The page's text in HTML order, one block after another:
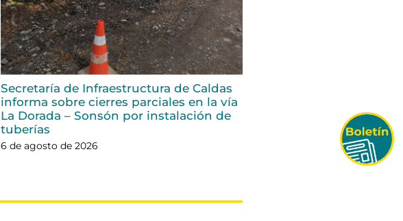
Secretaría de Infraestructura de Caldas
informa sobre cierres parciales en la vía
La Dorada – Sonsón por instalación de
tuberías
6 de agosto de 2026